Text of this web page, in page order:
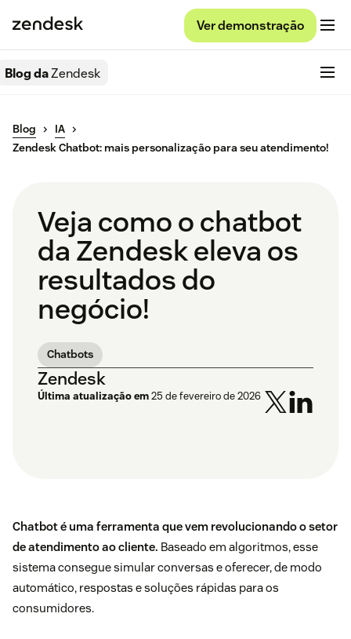
Ver demonstração
Blog daZendesk
Blog
IA
Zendesk Chatbot: mais personalização para seu atendimento!
Veja como o chatbot
da Zendesk eleva os
resultados do
negócio!
Chatbots
Zendesk
Última atualização em25 de fevereiro de 2026
Chatbot é uma ferramenta que vem revolucionando o setor
de atendimento ao cliente. Baseado em algoritmos, esse
sistema consegue simular conversas e oferecer, de modo
automático, respostas e soluções rápidas para os
consumidores.